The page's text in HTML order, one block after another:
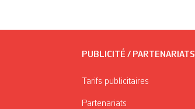
PUBLICITÉ / PARTENARIATS
Tarifs publicitaires
Partenariats